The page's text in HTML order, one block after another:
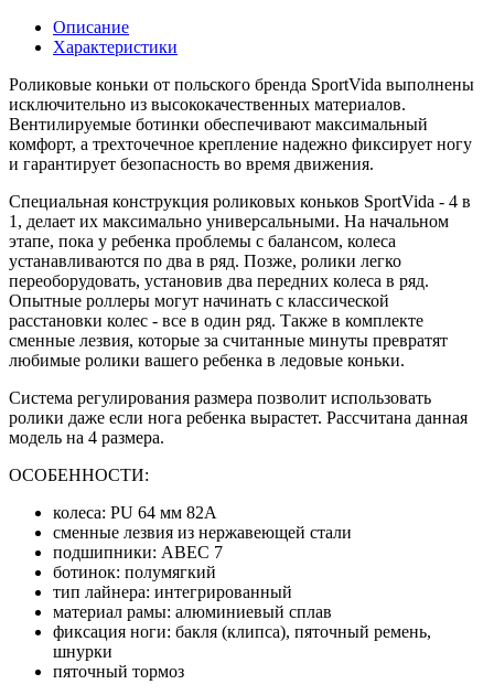
Описание
Характеристики
Роликовые коньки от польского бренда SportVida выполнены
исключительно из высококачественных материалов.
Вентилируемые ботинки обеспечивают максимальный
комфорт, а трехточечное крепление надежно фиксирует ногу
и гарантирует безопасность во время движения.
Специальная конструкция роликовых коньков SportVida - 4 в
1, делает их максимально универсальными. На начальном
этапе, пока у ребенка проблемы с балансом, колеса
устанавливаются по два в ряд. Позже, ролики легко
переоборудовать, установив два передних колеса в ряд.
Опытные роллеры могут начинать с классической
расстановки колес - все в один ряд. Также в комплекте
сменные лезвия, которые за считанные минуты превратят
любимые ролики вашего ребенка в ледовые коньки.
Система регулирования размера позволит использовать
ролики даже если нога ребенка вырастет. Рассчитана данная
модель на 4 размера.
ОСОБЕННОСТИ:
колеса: PU 64 мм 82А
сменные лезвия из нержавеющей стали
подшипники: ABEC 7
ботинок: полумягкий
тип лайнера: интегрированный
материал рамы: алюминиевый сплав
фиксация ноги: бакля (клипса), пяточный ремень,
шнурки
пяточный тормоз